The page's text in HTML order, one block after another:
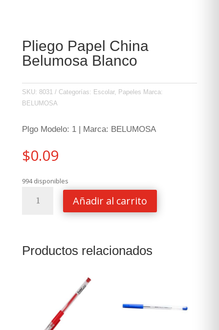
Pliego Papel China
Belumosa Blanco
SKU: 8031 Categorías: Escolar, Papeles Marca:
BELUMOSA
Plgo Modelo: 1 | Marca: BELUMOSA
$0.09
994 disponibles
Papel
cantidad
Añadir al carrito
Productos relacionados